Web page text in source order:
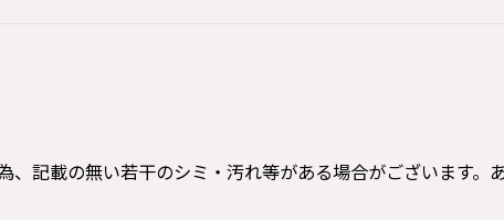
、記載の無い若干のシミ・汚れ等がある場合がございます。